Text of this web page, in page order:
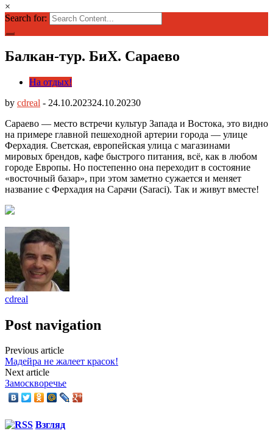
×
Search for:
Балкан-тур. БиХ. Сараево
На отдых!
by cdreal - 24.10.202324.10.20230
Сараево — место встречи культур Запада и Востока, это видно
на примере главной пешеходной артерии города — улице
Ферхадия. Светская, европейская улица с магазинами
мировых брендов, кафе быстрого питания, всё, как в любом
городе Европы. Но постепенно она переходит в состояние
«восточный базар», при этом заметно сужается и меняет
название с Ферхадия на Сарачи (Saraci). Так и живут вместе!
cdreal
Post navigation
Previous article
Мадейра не жалеет красок!
Next article
Замоскворечье
Взгляд